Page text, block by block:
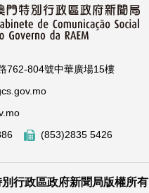
762-804號中華廣場15樓
(853)2835 5426
行政區政府新聞局版權所有